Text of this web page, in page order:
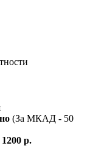
(За МКАД - 50
р.